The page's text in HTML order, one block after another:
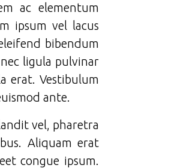
ac elementum
ipsum vel lacus
bibendum
ligula pulvinar
erat. Vestibulum
ante.
vel, pharetra
Aliquam erat
congue ipsum.